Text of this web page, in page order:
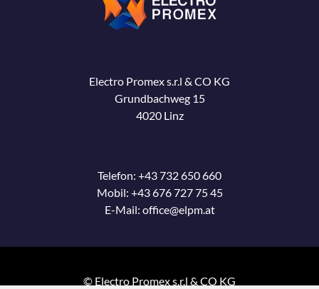
Electro Promex s.r.l & CO KG
Grundbachweg 15
4020 Linz
Telefon: +43 732 650 660
Mobil: +43 676 727 75 45
E-Mail: office@elpm.at
© Electro Promex s.r.l & CO KG